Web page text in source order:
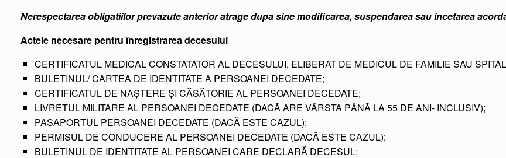
Nerespectarea obligatiilor prevazute anterior atrage dupa sine modificarea, suspendarea sau incetarea
Actele necesare pentru înregistrarea decesului
CERTIFICATUL MEDICAL CONSTATATOR AL DECESULUI, ELIBERAT DE MEDICUL DE FAMILIE SAU
BULETINUL/ CARTEA DE IDENTITATE A PERSOANEI DECEDATE;
CERTIFICATUL DE NAŞTERE ŞI CĂSĂTORIE AL PERSOANEI DECEDATE;
LIVRETUL MILITARE AL PERSOANEI DECEDATE (DACĂ ARE VÂRSTA PÂNĂ LA 55 DE ANI- INCLUSIV);
PAŞAPORTUL PERSOANEI DECEDATE (DACĂ ESTE CAZUL);
PERMISUL DE CONDUCERE AL PERSOANEI DECEDATE (DACĂ ESTE CAZUL);
BULETINUL DE IDENTITATE AL PERSOANEI CARE DECLARĂ DECESUL;